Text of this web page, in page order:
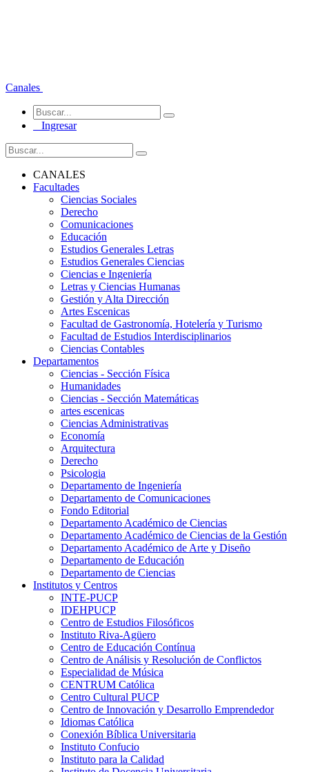
Canales
Ingresar
CANALES
Facultades
Ciencias Sociales
Derecho
Comunicaciones
Educación
Estudios Generales Letras
Estudios Generales Ciencias
Ciencias e Ingeniería
Letras y Ciencias Humanas
Gestión y Alta Dirección
Artes Escenicas
Facultad de Gastronomía, Hotelería y Turismo
Facultad de Estudios Interdisciplinarios
Ciencias Contables
Departamentos
Ciencias - Sección Física
Humanidades
Ciencias - Sección Matemáticas
artes escenicas
Ciencias Administrativas
Economía
Arquitectura
Derecho
Psicologia
Departamento de Ingeniería
Departamento de Comunicaciones
Fondo Editorial
Departamento Académico de Ciencias
Departamento Académico de Ciencias de la Gestión
Departamento Académico de Arte y Diseño
Departamento de Educación
Departamento de Ciencias
Institutos y Centros
INTE-PUCP
IDEHPUCP
Centro de Estudios Filosóficos
Instituto Riva-Agüero
Centro de Educación Contínua
Centro de Análisis y Resolución de Conflictos
Especialidad de Música
CENTRUM Católica
Centro Cultural PUCP
Centro de Innovación y Desarrollo Emprendedor
Idiomas Católica
Conexión Bíblica Universitaria
Instituto Confucio
Instituto para la Calidad